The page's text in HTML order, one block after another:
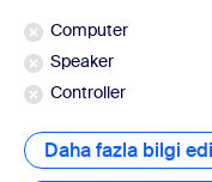
Computer
Speaker
Controller
Daha fazla bilgi